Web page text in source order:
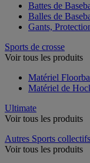
Battes de
Balles de
Gants,
Sports de crosse
Voir tous les produits
Matériel
Matériel de
Ultimate
Voir tous les produits
Autres Sports collectifs
Voir tous les produits